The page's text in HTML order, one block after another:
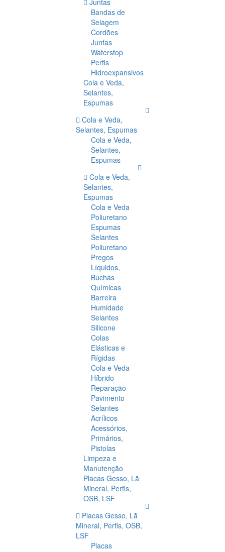
Juntas
Bandas de
Selagem
Cordões
Juntas
Waterstop
Perfis
Hidroexpansivos
Cola e Veda,
Selantes,
Espumas
Cola e Veda,
Selantes, Espumas
Cola e Veda,
Selantes,
Espumas
Cola e Veda,
Selantes,
Espumas
Cola e Veda
Poliuretano
Espumas
Selantes
Poliuretano
Pregos
Líquidos,
Buchas
Químicas
Barreira
Humidade
Selantes
Silicone
Colas
Elásticas e
Rígidas
Cola e Veda
Híbrido
Reparação
Pavimento
Selantes
Acrílicos
Acessórios,
Primários,
Pistolas
Limpeza e
Manutenção
Placas Gesso, Lã
Mineral, Perfis,
OSB, LSF
Placas Gesso, Lã
Mineral, Perfis, OSB,
LSF
Placas